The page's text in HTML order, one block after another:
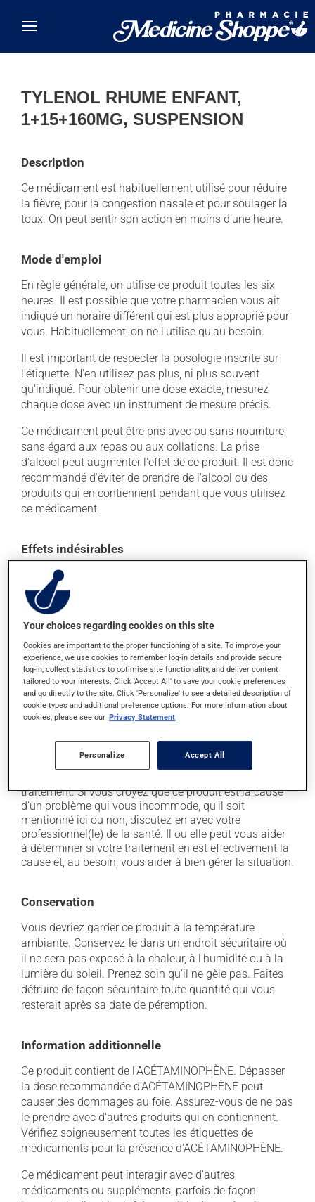
TYLENOL RHUME ENFANT,
1+15+160MG, SUSPENSION
Description
Ce médicament est habituellement utilisé pour réduire
la fièvre, pour la congestion nasale et pour soulager la
toux. On peut sentir son action en moins d'une heure.
Mode d'emploi
En règle générale, on utilise ce produit toutes les six
heures. Il est possible que votre pharmacien vous ait
indiqué un horaire différent qui est plus approprié pour
vous. Habituellement, on ne l'utilise qu'au besoin.
Il est important de respecter la posologie inscrite sur
l'étiquette. N'en utilisez pas plus, ni plus souvent
qu'indiqué. Pour obtenir une dose exacte, mesurez
chaque dose avec un instrument de mesure précis.
Ce médicament peut être pris avec ou sans nourriture,
sans égard aux repas ou aux collations. La prise
d'alcool peut augmenter l'effet de ce produit. Il est donc
recommandé d'éviter de prendre de l'alcool ou des
produits qui en contiennent pendant que vous utilisez
ce médicament.
Effets indésirables
En plus de ses effets recherchés, ce produit peut à
l'occasion entraîner certains effets indésirables (effets
secondaires), notamment :
il peut rendre la bouche sèche;
il peut causer des étourdissements ou vous endormir
- levez-vous lentement et soyez prudent avant de
prendre le volant;
il peut causer des palpitations (coeur qui bat vite);
il peut être stimulant - évitez de le prendre juste
il peut causer des tremblements.
traitement. Si vous croyez que ce produit est la cause
d'un problème qui vous incommode, qu'il soit
mentionné ici ou non, discutez-en avec votre
professionnel(le) de la santé. Il ou elle peut vous aider
à déterminer si votre traitement en est effectivement la
cause et, au besoin, vous aider à bien gérer la situation.
Conservation
Vous devriez garder ce produit à la température
ambiante. Conservez-le dans un endroit sécuritaire où
il ne sera pas exposé à la chaleur, à l'humidité ou à la
lumière du soleil. Prenez soin qu'il ne gèle pas. Faites
détruire de façon sécuritaire toute quantité qui vous
resterait après sa date de péremption.
Information additionnelle
Ce produit contient de l'ACÉTAMINOPHÈNE. Dépasser
la dose recommandée d'ACÉTAMINOPHÈNE peut
causer des dommages au foie. Assurez-vous de ne pas
le prendre avec d'autres produits qui en contiennent.
Vérifiez soigneusement toutes les étiquettes de
médicaments pour la présence d'ACÉTAMINOPHÈNE.
Ce médicament peut interagir avec d'autres
médicaments ou suppléments, parfois de façon
Your choices regarding cookies on this site
Cookies are important to the proper functioning of a site. To improve your
experience, we use cookies to remember log-in details and provide secure
log-in, collect statistics to optimise site functionality, and deliver content
tailored to your interests. Click 'Accept All' to save your cookie preferences
and go directly to the site. Click 'Personalize' to see a detailed description of
cookie types and additional preference options. For more information about
cookies, please see our Privacy Statement
Personalize Accept All